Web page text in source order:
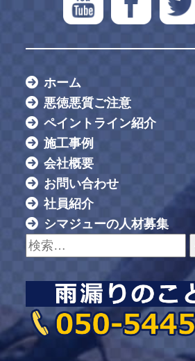
ホーム
悪徳悪質ご注意
ペイントライン紹介
施工事例
会社概要
お問い合わせ
社員紹介
シマジューの人材募集
検索: